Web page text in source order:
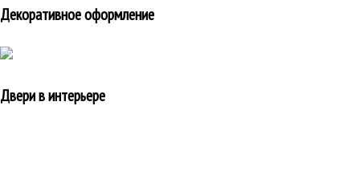
Декоративное оформление
Двери в интерьере